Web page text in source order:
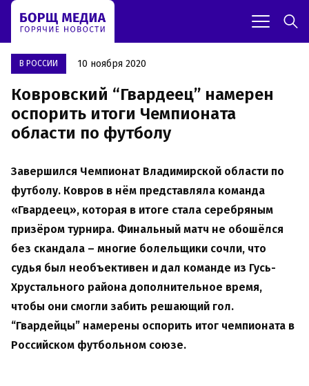
В РОССИИ 10 ноября 2020
Ковровский “Гвардеец” намерен
оспорить итоги Чемпионата
области по футболу
Завершился Чемпионат Владимирской области по
футболу. Ковров в нём представляла команда
«Гвардеец», которая в итоге стала серебряным
призёром турнира. Финальный матч не обошёлся
без скандала – многие болельщики сочли, что
судья был необъективен и дал команде из Гусь-
Хрустального района дополнительное время,
чтобы они смогли забить решающий гол.
“Гвардейцы” намерены оспорить итог чемпионата в
Российском футбольном союзе.